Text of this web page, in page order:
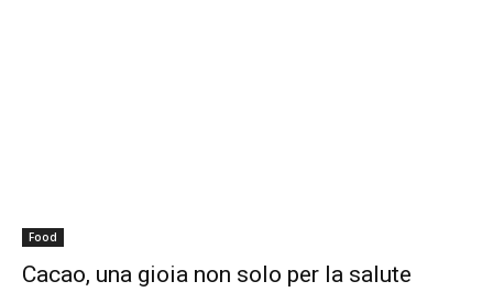
Food
Cacao, una gioia non solo per la salute